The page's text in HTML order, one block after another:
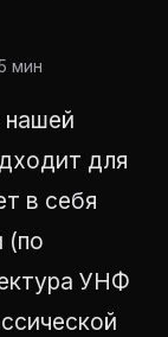
мин
нашей
для
в себя
(по
УНФ